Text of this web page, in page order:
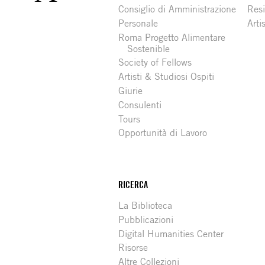
Consiglio di Amministrazione
Personale
Roma Progetto Alimentare
Sostenible
Society of Fellows
Artisti & Studiosi Ospiti
Giurie
Consulenti
Tours
Opportunità di Lavoro
RICERCA
La Biblioteca
Pubblicazioni
Digital Humanities Center
Risorse
Altre Collezioni